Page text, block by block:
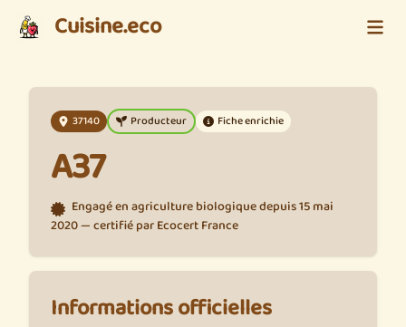
Cuisine.eco
37140 Producteur Fiche enrichie
A37
Engagé en agriculture biologique depuis 15 mai
2020 — certifié par Ecocert France
Informations officielles